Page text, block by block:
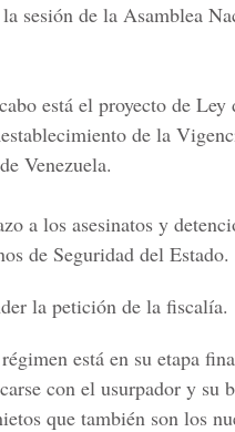
sesión de la Asamblea
está el proyecto de Ley
de la
Venezuela.
a los asesinatos y
de Seguridad del Estado.
la petición de la fiscalía.
está en su etapa
con el usurpador y su
que también son los